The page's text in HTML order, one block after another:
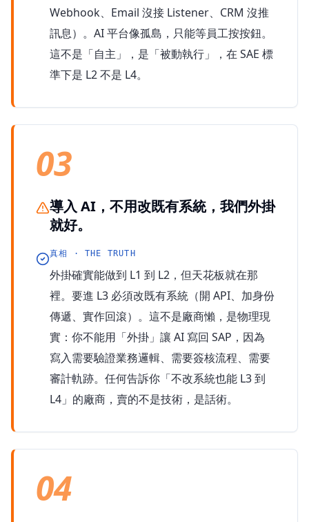
Webhook、Email 沒接 Listener、CRM 沒推
訊息）。AI 平台像孤島，只能等員工按按鈕。
這不是「自主」，是「被動執行」，在 SAE 標
準下是 L2 不是 L4。
03
導入 AI，不用改既有系統，我們外掛
就好。
真相 · THE TRUTH
外掛確實能做到 L1 到 L2，但天花板就在那
裡。要進 L3 必須改既有系統（開 API、加身份
傳遞、實作回滾）。這不是廠商懶，是物理現
實：你不能用「外掛」讓 AI 寫回 SAP，因為
寫入需要驗證業務邏輯、需要簽核流程、需要
審計軌跡。任何告訴你「不改系統也能 L3 到
L4」的廠商，賣的不是技術，是話術。
04